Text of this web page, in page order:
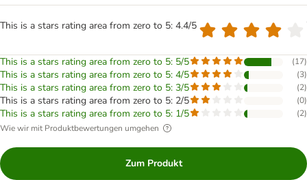
This is a stars rating area from zero to 5: 4.4/5
This is a stars rating area from zero to 5: 5/5 (17)
This is a stars rating area from zero to 5: 4/5 (3)
This is a stars rating area from zero to 5: 3/5 (2)
This is a stars rating area from zero to 5: 2/5 (0)
This is a stars rating area from zero to 5: 1/5 (2)
Wie wir mit Produktbewertungen umgehen
Zum Produkt